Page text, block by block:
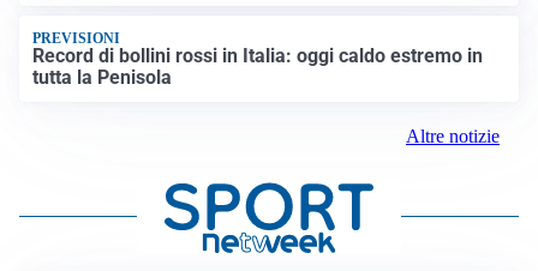
PREVISIONI
Record di bollini rossi in Italia: oggi caldo estremo in
tutta la Penisola
Altre notizie